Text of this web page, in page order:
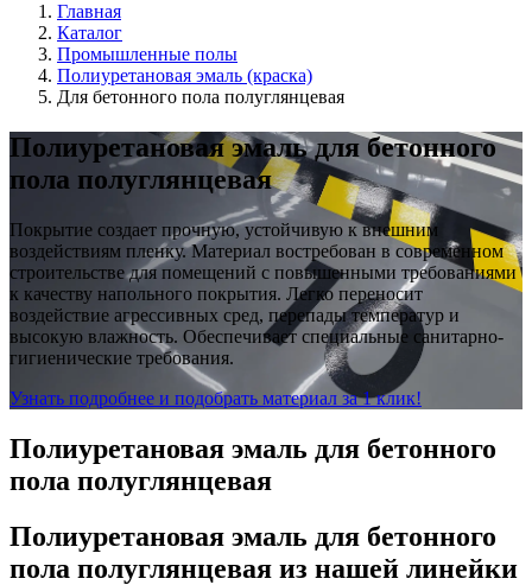
Главная
Каталог
Промышленные полы
Полиуретановая эмаль (краска)
Для бетонного пола полуглянцевая
Полиуретановая эмаль для бетонного
пола полуглянцевая
Покрытие создает прочную, устойчивую к внешним
воздействиям пленку. Материал востребован в современном
строительстве для помещений с повышенными требованиями
к качеству напольного покрытия. Легко переносит
воздействие агрессивных сред, перепады температур и
высокую влажность. Обеспечивает специальные санитарно-
гигиенические требования.
Узнать подробнее и подобрать материал за 1 клик!
Полиуретановая эмаль для бетонного
пола полуглянцевая
Полиуретановая эмаль для бетонного
пола полуглянцевая из нашей линейки